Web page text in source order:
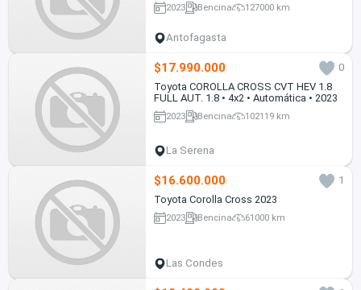
2023 Bencina 127000 km
Antofagasta
$17.990.000
0
Toyota COROLLA CROSS CVT HEV 1.8
FULL AUT. 1.8 • 4x2 • Automática • 2023
2023 Bencina 102119 km
La Serena
$16.600.000
1
Toyota Corolla Cross 2023
2023 Bencina 61000 km
Las Condes